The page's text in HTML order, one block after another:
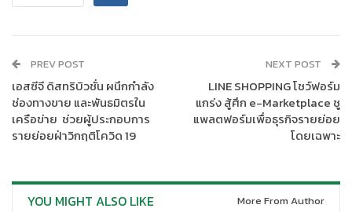
มาตรการป้องกันการแพร่ระบาดของเชื้อโควิด-19 ซึ่งเป็นแนวปฏิบัติที่
ร้านเซเว่นฯ ทุกสาขาทั่วประเทศได้ดำเนินการมาอย่างเคร่งครัดตั้งแต่
มีการแพร่ระบาดเมื่อปี 2563 ให้สอดคล้องกับสถานการณ์ปัจจุบัน เพื่อ
สร้างความเชื่อมั่นให้กับผู้มาใช้บริการ พนักงาน ตลอดจนชุมชนและ
PREV POST
เอสซีจี ดิสทริบิวชั่น ผนึกกำลัง
ช่องทางขาย และพันธมิตรใน
เครือข่าย ช่วยผู้ประกอบการ
รายย่อยฝ่าวิกฤติโควิด 19
NEXT POST
LINE SHOPPING โชว์ฟอร์ม
แกร่ง สู้ศึก e-Marketplace ชู
แพลตฟอร์มเพื่อธุรกิจรายย่อย
โดยเฉพาะ
YOU MIGHT ALSO LIKE More From Author